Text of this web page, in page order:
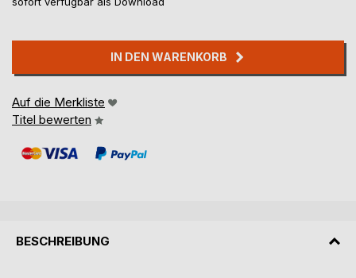
IN DEN WARENKORB
Auf die Merkliste
Titel bewerten
BESCHREIBUNG